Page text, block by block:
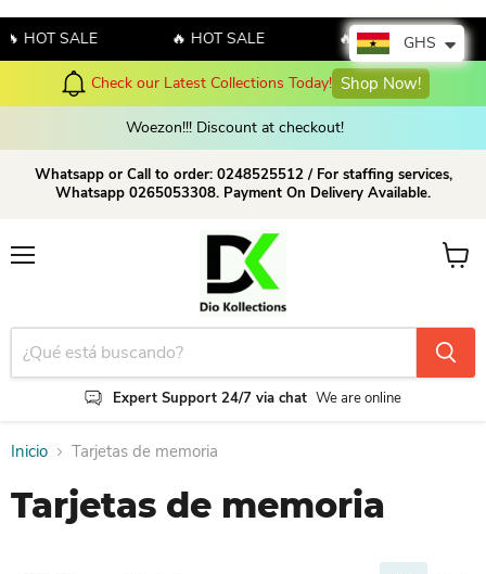
🔥 HOT SALE 🔥 HOT SALE 🔥 HOT SALE
Check our Latest Collections Today! Shop Now!
Woezon!!! Discount at checkout!
Whatsapp or Call to order: 0248525512 / For staffing services,
Whatsapp 0265053308. Payment On Delivery Available.
Expert Support 24/7 via chat We are online
Ver
Inicio Tarjetas de memoria
Tarjetas de memoria
GHS